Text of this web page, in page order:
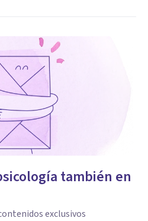
también en
exclusivos